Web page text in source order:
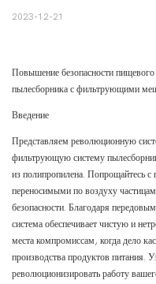
2023-12-21
Повышение безопасности
пылесборника с фильтрующими
Введение
Представляем революционную
фильтрующую систему
из полипропилена. Попрощайтесь
переносимыми по воздуху
безопасности. Благодаря
система обеспечивает чистую и
места компромиссам, когда дело
производства продуктов питания.
революционизировать работу